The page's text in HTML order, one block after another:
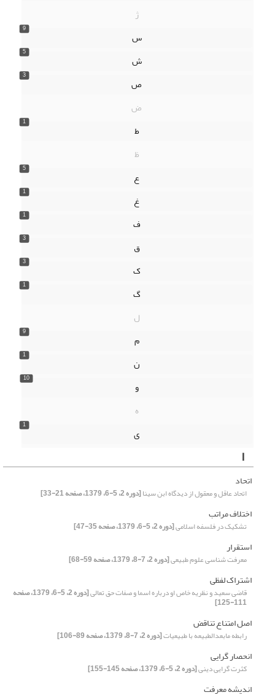
ژ
9
س
5
ش
3
ص
ض
1
ط
ظ
5
ع
1
غ
1
ف
3
ق
3
ک
1
گ
ل
9
م
1
ن
10
و
ه
1
ی
ا
اتحاد
اتحاد عاقل و معقول از دیدگاه ابن سینا[دوره 2، 5-6، 1379، صفحه 21-33]
اختلاف مراتب
تشکیک در فلسفه اسلامی[دوره 2، 5-6، 1379، صفحه 35-47]
استقرار
معرفت شناسی علوم طبیعی[دوره 2، 7-8، 1379، صفحه 59-68]
اشتراک لفظی
قاضی سعید و نظریه خاص او درباره اسما و صفات حق تعالی [دوره 2، 5-6، 1379، صفحه
111-125]
اصل امتناع تناقض
رابطه مابعدالطبیعه با طبیعیات[دوره 2، 7-8، 1379، صفحه 89-106]
انحصار گرایی
کثرت گرایی دینی[دوره 2، 5-6، 1379، صفحه 145-155]
اندیشه معرفت